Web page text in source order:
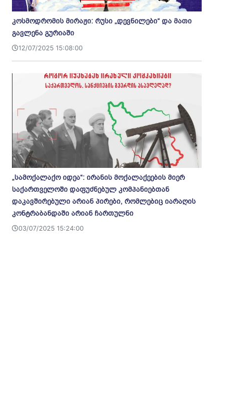
კოსმოდრომის მირაჟი: რუსი „დევნილები“ და მათი
გავლენა გურიაში
12/07/2025 15:08:00
„სამოქალაქო იდეა“: ირანის მოქალაქეების მიერ
საქართველოში დაფუძნებულ კომპანიებთან
დაკავშირებული არიან პირები, რომლებიც იარაღის
კონტრაბანდაში არიან ჩართულნი
03/07/2025 15:24:00